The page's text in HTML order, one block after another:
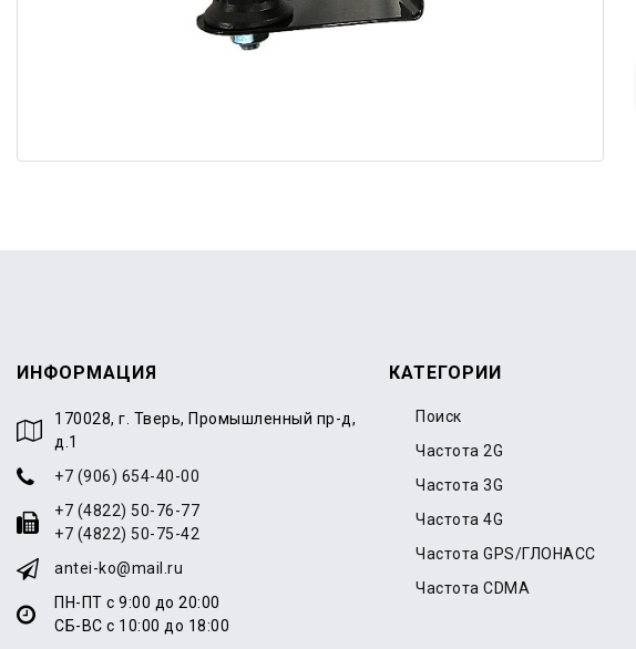
ИНФОРМАЦИЯ
170028, г. Тверь, Промышленный пр-д,
д.1
+7 (906) 654-40-00
+7 (4822) 50-76-77
+7 (4822) 50-75-42
antei-ko@mail.ru
ПН-ПТ с 9:00 до 20:00
СБ-ВС с 10:00 до 18:00
КАТЕГОРИИ
Поиск
Частота 2G
Частота 3G
Частота 4G
Частота GPS/ГЛОНАСС
Частота CDMA